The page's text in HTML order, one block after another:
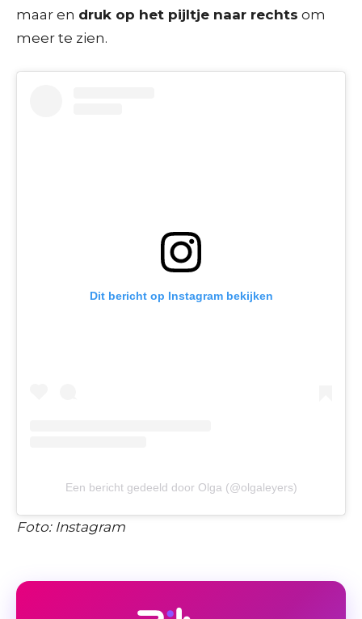
maar en druk op het pijltje naar rechts om
meer te zien.
Dit bericht op Instagram bekijken
Een bericht gedeeld door Olga (@olgaleyers)
Foto: Instagram